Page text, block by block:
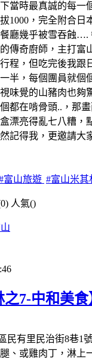
當時最真誠的每一
1000，完全附合
廳幾乎被雪吞蝕….
傳奇廚師，主打
程，但吃完後我跟
半，每個團員就
味覺的山豬肉也
都在啃骨頭..，那
漂亮得亂七八糟，
記得我，更邀請大
富山旅遊 #富山米其
人氣()
之7-中和美
民有里民治街8巷
、或雞肉丁，淋